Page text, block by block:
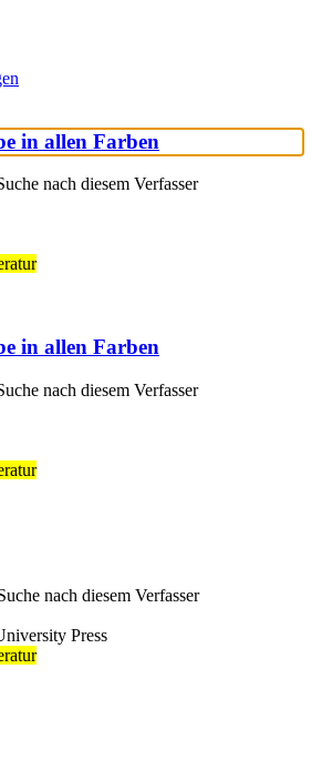
in allen Farben
nach diesem Verfasser
in allen Farben
nach diesem Verfasser
nach diesem Verfasser
Press